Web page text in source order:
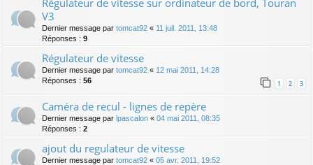
Régulateur de vitesse sur ordinateur de bord, Touran
V3
Dernier message par tomcat92 « 11 juil. 2011, 13:48
Réponses : 9
Régulateur de vitesse
Dernier message par tomcat92 « 12 mai 2011, 14:28
Réponses : 56 1 2 3
Caméra de recul - lignes de repère
Dernier message par lpascalon « 04 mai 2011, 08:35
Réponses : 2
ajout du regulateur de vitesse
Dernier message par tomcat92 « 05 avr. 2011, 19:52